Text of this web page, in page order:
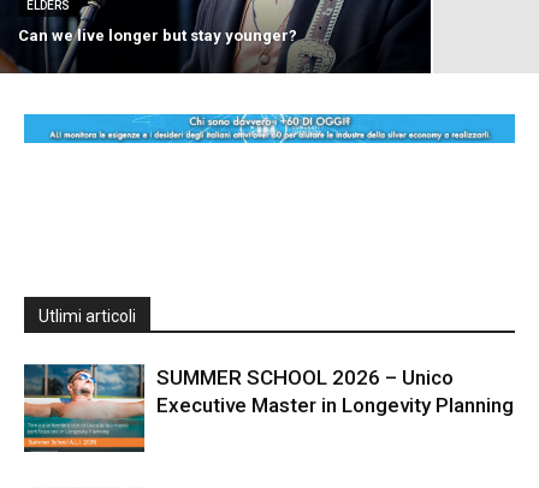
ELDERS
Can we live longer but stay younger?
Utlimi articoli
SUMMER SCHOOL 2026 – Unico
Executive Master in Longevity Planning